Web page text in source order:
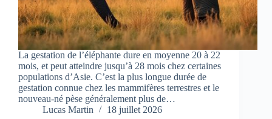
La gestation de l’éléphante dure en moyenne 20 à 22
mois, et peut atteindre jusqu’à 28 mois chez certaines
populations d’Asie. C’est la plus longue durée de
gestation connue chez les mammifères terrestres et le
nouveau‑né pèse généralement plus de…
Lucas Martin
18 juillet 2026